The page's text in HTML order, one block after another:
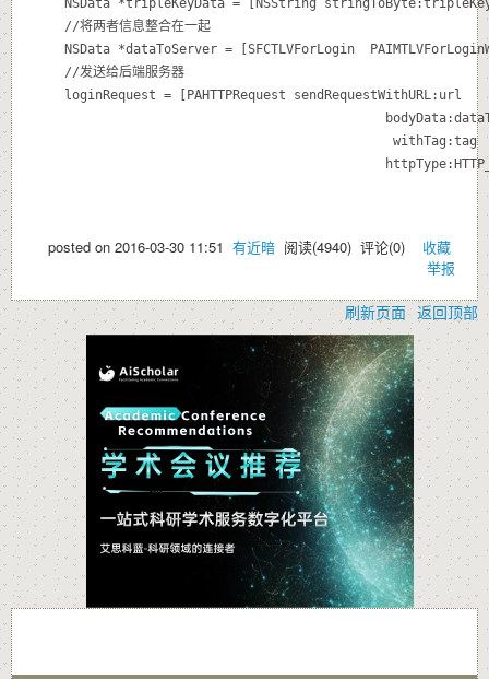
    //将两者信息整合在一起
NSData *dataToServer = [SFCTLVForLogin
    //发送给后端服务器
    loginRequest = [PAHTTPRequest sendRequestWithURL:url
                                               withTag:tag
posted on 2016-03-30 11:51 有近暗 阅读(4940) 评论(0) 收藏
举报
刷新页面 返回顶部